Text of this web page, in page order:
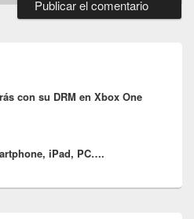
con su DRM en Xbox One
iPad, PC….